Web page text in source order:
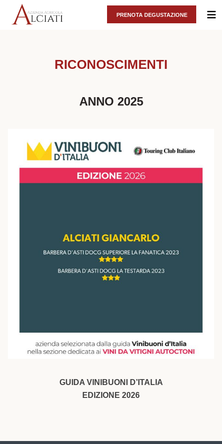
PRENOTA DEGUSTAZIONE
RICONOSCIMENTI
ANNO 2025
GUIDA VINIBUONI D’ITALIA
EDIZIONE 2026